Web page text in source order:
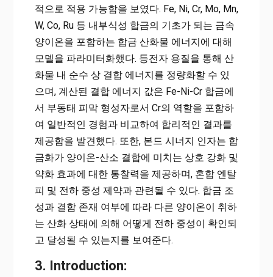
적으로 적용 가능함을 보였다. Fe, Ni, Cr, Mo, Mn,
W, Co, Ru 등 내부식성 합금의 기초가 되는 금속
양이온을 포함하는 합금 산화물 에너지에 대해
모델을 파라미터화했다. 등전자 용질을 통해 산
화물 내 순수 상 결합 에너지를 정량화할 수 있
으며, 계산된 결합 에너지 값은 Fe-Ni-Cr 합금에
서 부동태 피막 형성자로서 Cr의 역할을 포함하
여 일반적인 경험과 비교하여 합리적인 결과를
제공함을 발견했다. 또한, 본드 시너지 인자는 합
금화가 양이온-산소 결합에 미치는 상호 강화 및
약화 효과에 대한 통찰력을 제공하며, 혼합 엔탈
피 및 전하 중성 제약과 관련될 수 있다. 합금 조
성과 결함 존재 여부에 따라 다른 양이온이 취하
는 산화 상태에 의해 어떻게 전하 중성이 확인되
고 달성될 수 있는지를 보여준다.
3. Introduction: